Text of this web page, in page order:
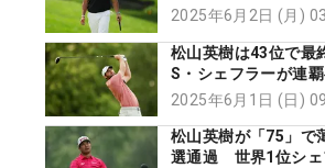
39位でホールアウト
2025年6月2日 (月)
松山英樹は43位で
S・シェフラーが連
首位に浮上
2025年6月1日 (日)
松山英樹が「75」で
選通過 世界1位シェ